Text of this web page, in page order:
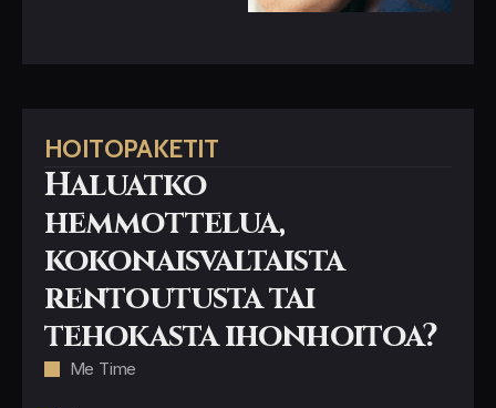
HOITOPAKETIT
Haluatko
hemmottelua,
kokonaisvaltaista
rentoutusta tai
tehokasta ihonhoitoa?
Me Time